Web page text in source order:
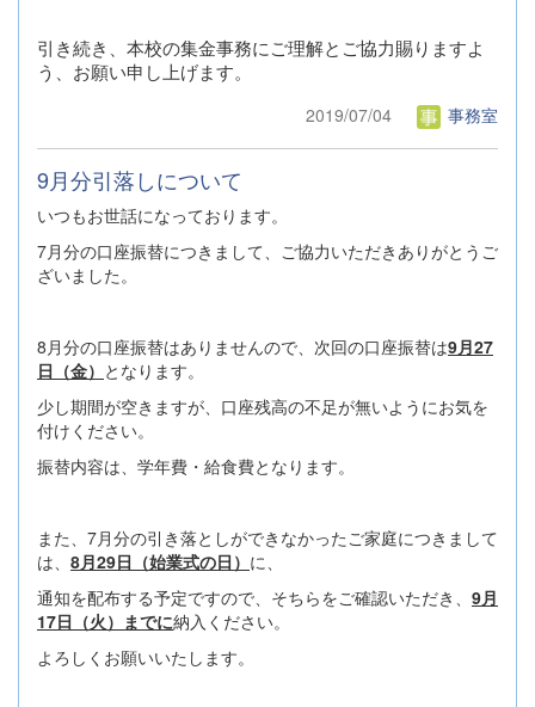
引き続き、本校の集金事務にご理解とご協力賜りますよ
う、お願い申し上げます。
2019/07/04 事務室
9月分引落しについて
いつもお世話になっております。
7月分の口座振替につきまして、ご協力いただきありがとうご
ざいました。
8月分の口座振替はありませんので、次回の口座振替は9月27
日（金） となります。
少し期間が空きますが、口座残高の不足が無いようにお気を
付けください。
振替内容は、学年費・給食費となります。
また、7月分の引き落としができなかったご家庭につきまして
は、 8月29日（始業式の日） に、
通知を配布する予定ですので、そちらをご確認いただき、 9月
17日（火） までに納入ください。
よろしくお願いいたします。